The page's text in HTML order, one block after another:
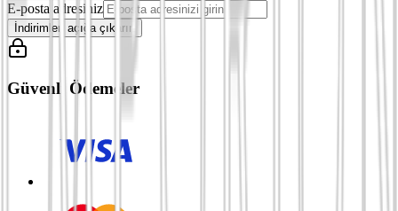
E-posta adresiniz
İndirimleri açığa çıkarın
Güvenli Ödemeler